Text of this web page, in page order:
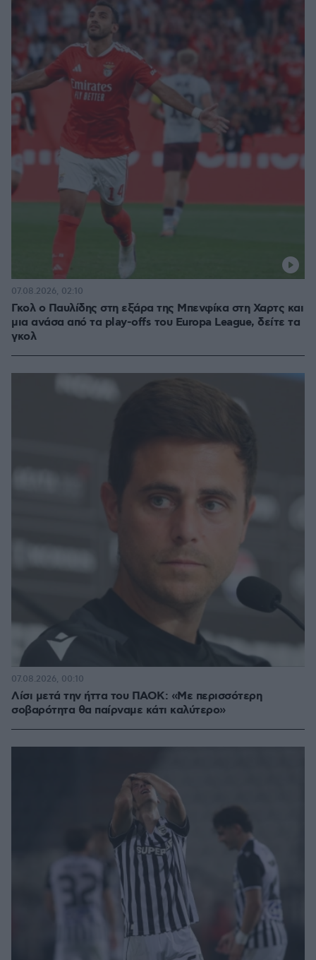
Γκολ ο Παυλίδης στη εξάρα της Μπενφίκα στη Χαρτς και
μια ανάσα από τα play-offs του Europa League, δείτε τα
γκολ
07.08.2026, 02:10
Λίσι μετά την ήττα του ΠΑΟΚ: «Με περισσότερη
σοβαρότητα θα παίρναμε κάτι καλύτερο»
07.08.2026, 00:10